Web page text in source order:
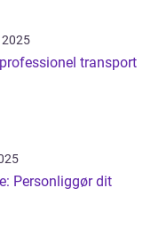
2025
transport
Personliggør dit